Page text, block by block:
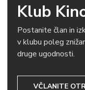
Klub
Postanite član in
v klubu poleg
druge ugodnosti.
VČLANITE